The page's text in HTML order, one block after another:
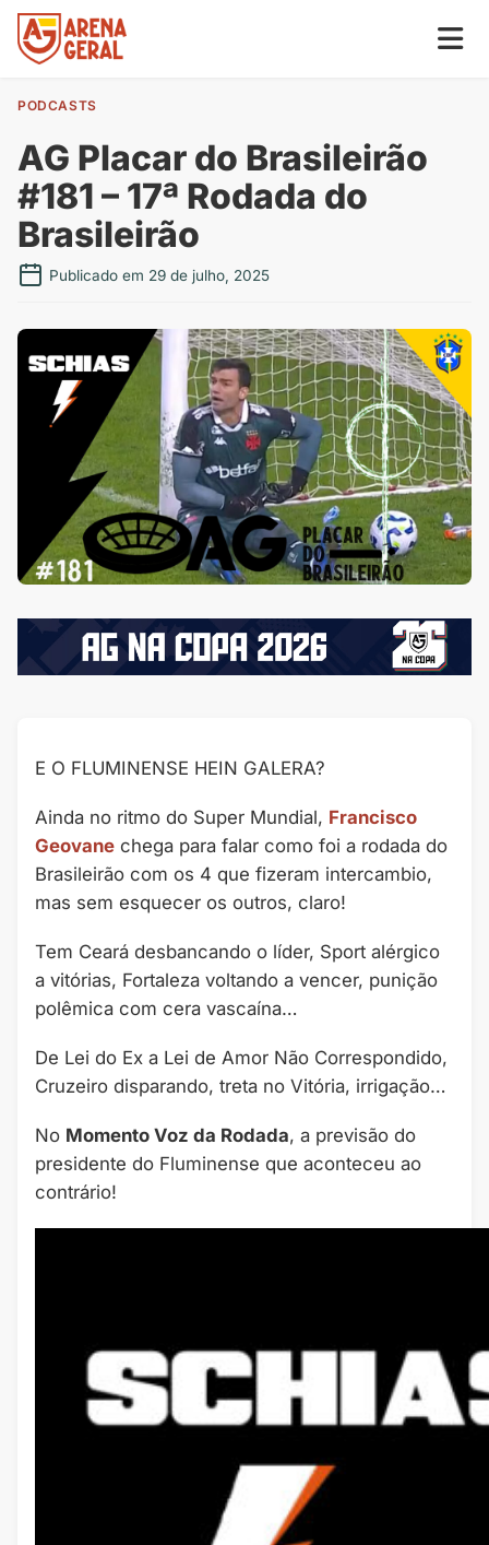
PODCASTS
AG Placar do Brasileirão
#181 – 17ª Rodada do
Brasileirão
Publicado em 29 de julho, 2025
E O FLUMINENSE HEIN GALERA?
Ainda no ritmo do Super Mundial, Francisco
Geovane chega para falar como foi a rodada do
Brasileirão com os 4 que fizeram intercambio,
mas sem esquecer os outros, claro!
Tem Ceará desbancando o líder, Sport alérgico
a vitórias, Fortaleza voltando a vencer, punição
polêmica com cera vascaína…
De Lei do Ex a Lei de Amor Não Correspondido,
Cruzeiro disparando, treta no Vitória, irrigação…
No Momento Voz da Rodada, a previsão do
presidente do Fluminense que aconteceu ao
contrário!